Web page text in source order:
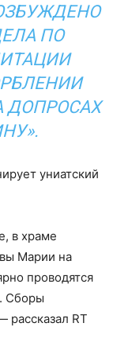
ПО
ДОПРОСАХ
униатский
в храме
Марии на
проводятся
Сборы
RT